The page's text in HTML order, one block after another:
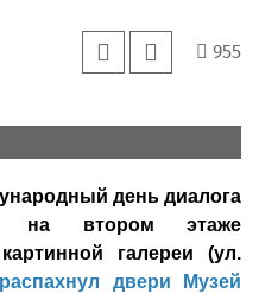
955
день диалога
на втором этаже
галереи (ул.
двери Музей